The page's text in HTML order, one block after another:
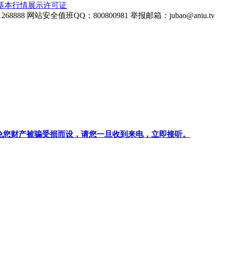
本行情展示许可证
网站安全值班QQ：800800981 举报邮箱： jubao@aniu.tv
财产被骗受损而设，请您一旦收到来电，立即接听。